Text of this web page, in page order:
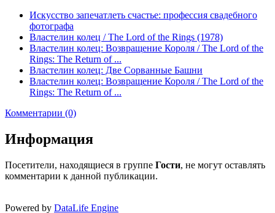
Искусство запечатлеть счастье: профессия свадебного
фотографа
Властелин колец / The Lord of the Rings (1978)
Властелин колец: Возвращение Короля / The Lord of the
Rings: The Return of ...
Властелин колец: Две Сорванные Башни
Властелин колец: Возвращение Короля / The Lord of the
Rings: The Return of ...
Комментарии (0)
Информация
Посетители, находящиеся в группе Гости, не могут оставлять
комментарии к данной публикации.
Powered by DataLife Engine